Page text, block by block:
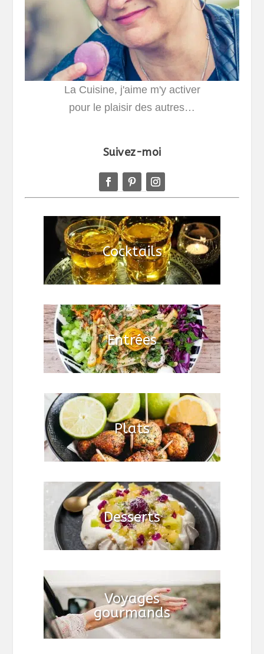
La Cuisine, j'aime m'y activer
pour le plaisir des autres…
Suivez-moi